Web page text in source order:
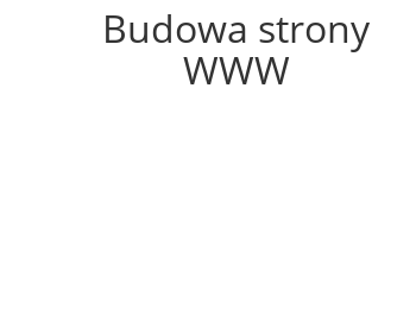
Budowa strony
WWW